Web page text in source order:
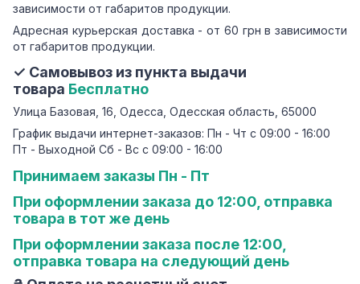
зависимости от габаритов продукции.
Адресная курьерская доставка - от 60 грн в зависимости
от габаритов продукции.
✓ Самовывоз из пункта выдачи
товара Бесплатно
Улица Базовая, 16, Одесса, Одесская область, 65000
График выдачи интернет-заказов: Пн - Чт с 09:00 - 16:00
Пт - Выходной Сб - Вс с 09:00 - 16:00
Принимаем заказы Пн - Пт
При оформлении заказа до 12:00, отправка
товара в тот же день
При оформлении заказа после 12:00,
отправка товара на следующий день